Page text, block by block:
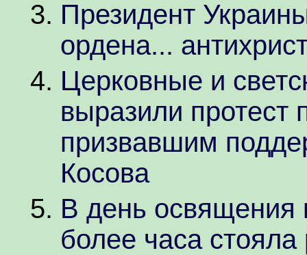
Президент
ордена...
Церковные и
выразили протест
призвавшим
Косова
В день освящения
более часа стояла